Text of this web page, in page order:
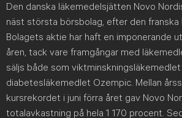
Den danska läkemedelsjätten Novo
näst största börsbolag, efter den franska
Bolagets aktie har haft en imponerande
åren, tack vare framgångar med
säljs både som
diabetesläkemedlet Ozempic. Mellan
kursrekordet i juni förra året gav Novo
totalavkastning på hela 1 170 procent.